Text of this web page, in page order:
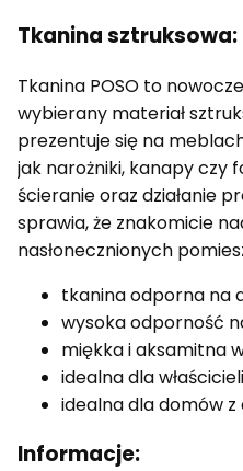
Tkanina sztruksowa:
Tkanina POSO to
wybierany materiał
prezentuje się na
jak narożniki, kanapy czy
ścieranie oraz działanie
sprawia, że znakomicie
nasłonecznionych
tkanina odporna na
wysoka odporność
miękka i aksamitna
idealna dla
idealna dla domów z
Informacje: